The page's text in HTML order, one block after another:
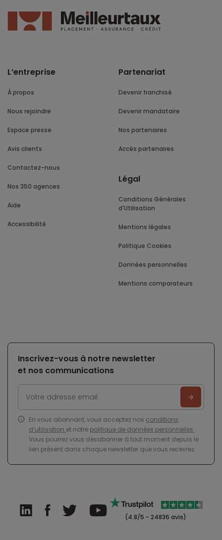
L’entreprise
À propos
Nous rejoindre
Espace presse
Avis clients
Contactez-nous
Nos 350 agences
Aide
Accessibilité
Partenariat
Devenir franchisé
Devenir mandataire
Nos partenaires
Accès partenaires
Légal
Conditions Générales
d'Utilisation
Mentions légales
Politique Cookies
Données personnelles
Mentions comparateurs
Inscrivez-vous à notre newsletter
et nos communications
En vous abonnant, vous acceptez nos conditions
d’utilisation et notre politique de données personnelles .
Vous pourrez vous désabonner à tout moment depuis le
lien présent dans chaque newsletter que vous recevrez.
(4.8/5 - 24836 avis)